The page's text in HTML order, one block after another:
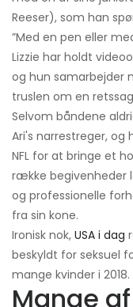
Reeser), som han
”Med en pen eller
Lizzie har holdt
og hun samarbejder
truslen om en
Selvom båndene
Ari's narrestreger,
NFL for at bringe et
række begivenheder
og professionelle
fra sin kone.
Ironisk nok, USA i dag
beskyldt for seksuel
mange kvinder i 2018.
Mange